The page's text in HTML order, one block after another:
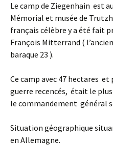
Le camp de Ziegenhain est
Mémorial et musée de
français célèbre y a été fait
François Mitterrand (
baraque 23 ).
Ce camp avec 47 hectares et
guerre recencés, était le
le commandement général
Situation géographique
en Allemagne.